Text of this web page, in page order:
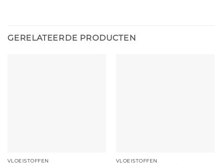
GERELATEERDE PRODUCTEN
VLOEISTOFFEN VLOEISTOFFEN